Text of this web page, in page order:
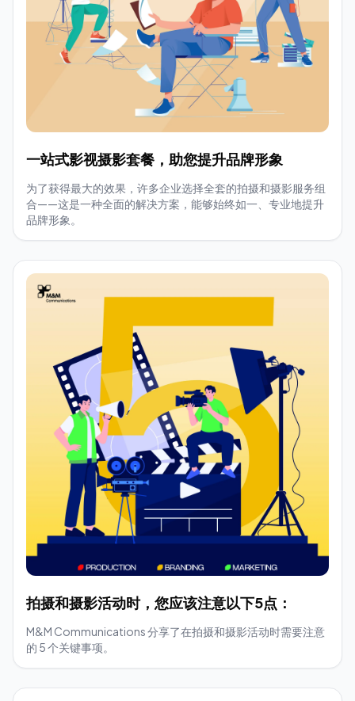
一站式影视摄影套餐，助您提升品牌形象
为了获得最大的效果，许多企业选择全套的拍摄和摄影服务组
合——这是一种全面的解决方案，能够始终如一、专业地提升
品牌形象。
拍摄和摄影活动时，您应该注意以下5点：
M&M Communications 分享了在拍摄和摄影活动时需要注意
的 5 个关键事项。